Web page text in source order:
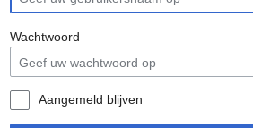
Wachtwoord
Aangemeld blijven